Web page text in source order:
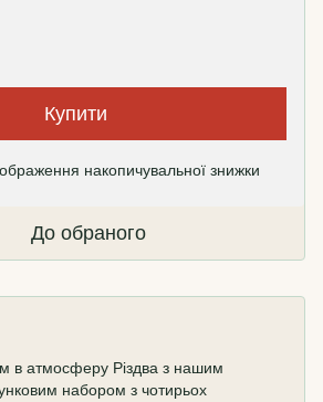
Купити
накопичувальної знижки
До обраного
в атмосферу Різдва з нашим
набором з чотирьох